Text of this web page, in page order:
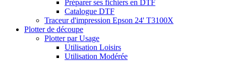
Préparer ses fichiers en DTF
Catalogue DTF
Traceur d'impression Epson 24' T3100X
Plotter de découpe
Plotter par Usage
Utilisation Loisirs
Utilisation Modérée